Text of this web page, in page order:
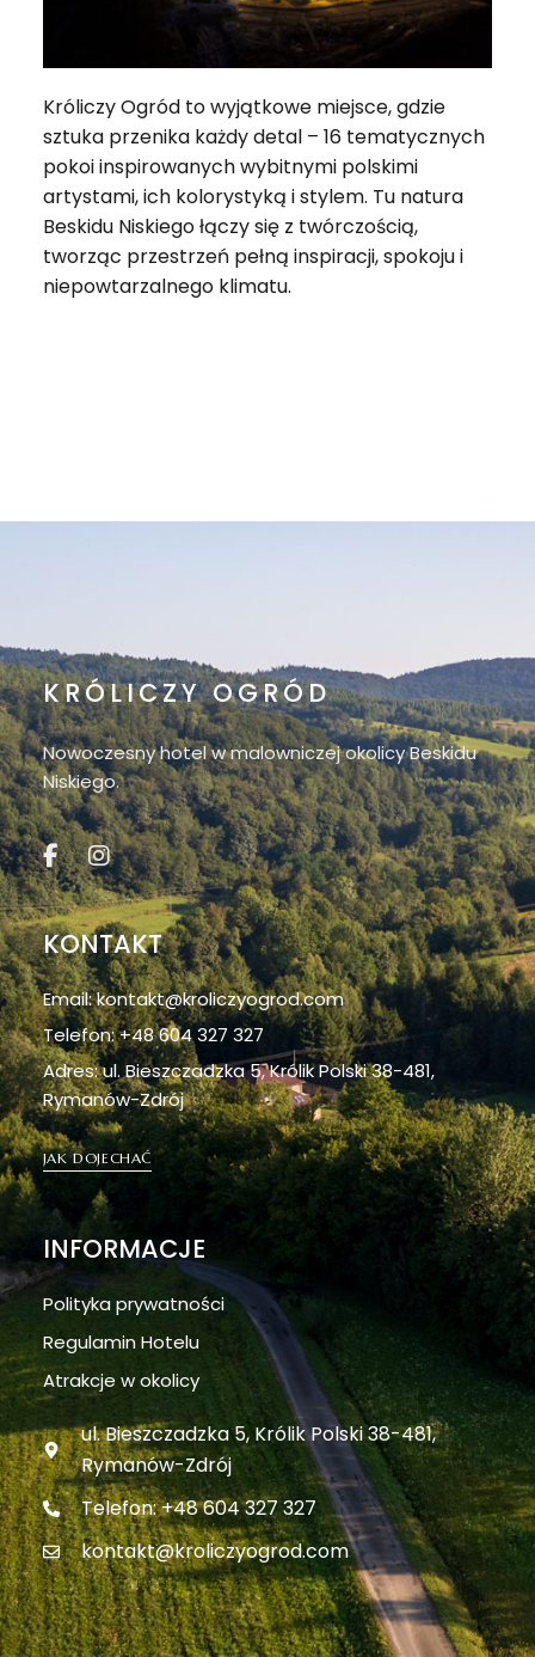
Króliczy Ogród to wyjątkowe miejsce, gdzie
sztuka przenika każdy detal – 16 tematycznych
pokoi inspirowanych wybitnymi polskimi
artystami, ich kolorystyką i stylem. Tu natura
Beskidu Niskiego łączy się z twórczością,
tworząc przestrzeń pełną inspiracji, spokoju i
niepowtarzalnego klimatu.
KRÓLICZY OGRÓD
Nowoczesny hotel w malowniczej okolicy Beskidu
Niskiego.
KONTAKT
Email: kontakt@kroliczyogrod.com
Telefon: +48 604 327 327
Adres: ul. Bieszczadzka 5, Królik Polski 38-481,
Rymanów-Zdrój
JAK DOJECHAĆ
INFORMACJE
Polityka prywatności
Regulamin Hotelu
Atrakcje w okolicy
ul. Bieszczadzka 5, Królik Polski 38-481,
Rymanów-Zdrój
Telefon: +48 604 327 327
kontakt@kroliczyogrod.com